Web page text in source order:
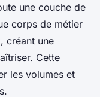
une couche de
corps de métier
créant une
Cette
les volumes et